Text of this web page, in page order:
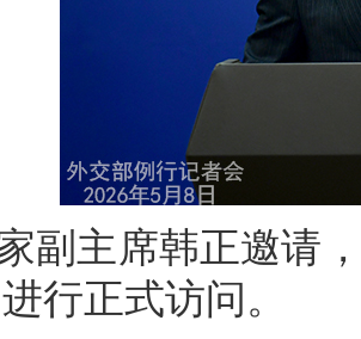
副主席韩正邀请
行正式访问。